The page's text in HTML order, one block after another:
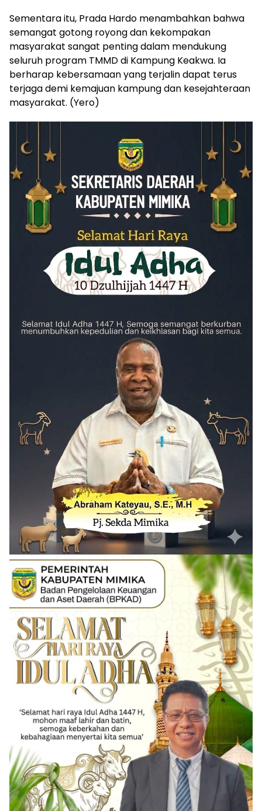
Sementara itu, Prada Hardo menambahkan bahwa
semangat gotong royong dan kekompakan
masyarakat sangat penting dalam mendukung
seluruh program TMMD di Kampung Keakwa. Ia
berharap kebersamaan yang terjalin dapat terus
terjaga demi kemajuan kampung dan kesejahteraan
masyarakat. (Yero)